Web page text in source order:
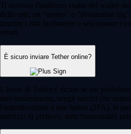
Ti servono l'indirizzo esatto del wallet
della rete, un "memo" o "destination
inserire i dati facilmente o selezionare i
errori.
È sicuro inviare Tether online?
L'invio di Tether è sicuro se usi
tuoi trasferimenti, scegli servizi che
l'autenticazione a due fattori (2FA), le
indirizzi di prelievo, tutte funzionalità